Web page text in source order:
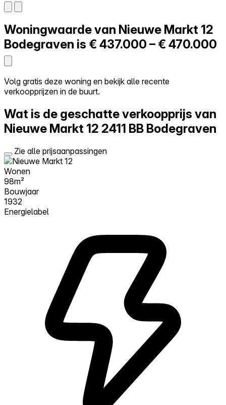
Zelf kopen
Alles-in-één
Reviews
Log in
Probeer Walter gratis
Woningwaarde van Nieuwe Markt 12
Bodegraven is € 437.000 – € 470.000
Volg gratis deze woning en bekijk alle recente
verkoopprijzen in de buurt.
Wat is de geschatte verkoopprijs van
Nieuwe Markt 12 2411 BB Bodegraven
Zie alle prijsaanpassingen
Wonen
98m²
Bouwjaar
1932
Energielabel